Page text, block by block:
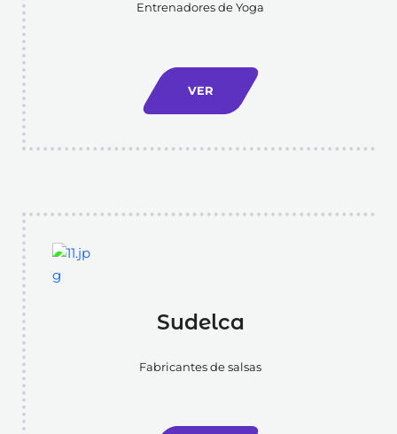
Entrenadores de Yoga
VER
Sudelca
Fabricantes de salsas